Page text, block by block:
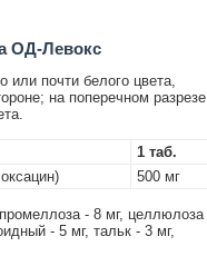
ОД-Левокс
или почти белого цвета,
на поперечном разрезе
1 таб.
500 мг
- 8 мг, целлюлоза
- 5 мг, тальк - 3 мг,